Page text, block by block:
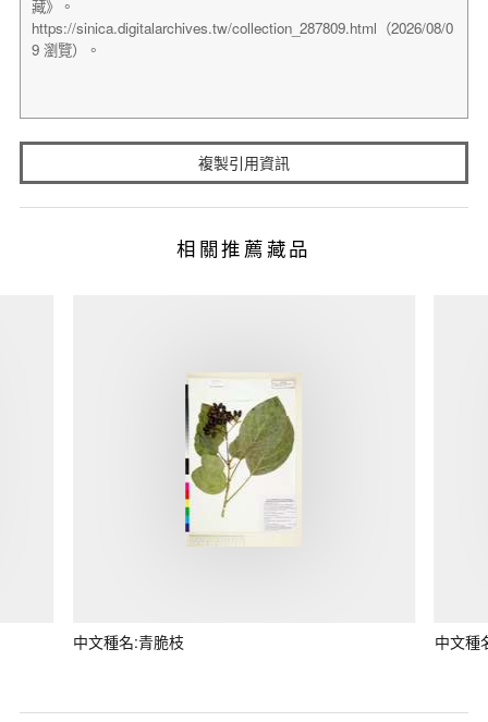
複製引用資訊
相關推薦藏品
中文種名:青脆枝 中文種